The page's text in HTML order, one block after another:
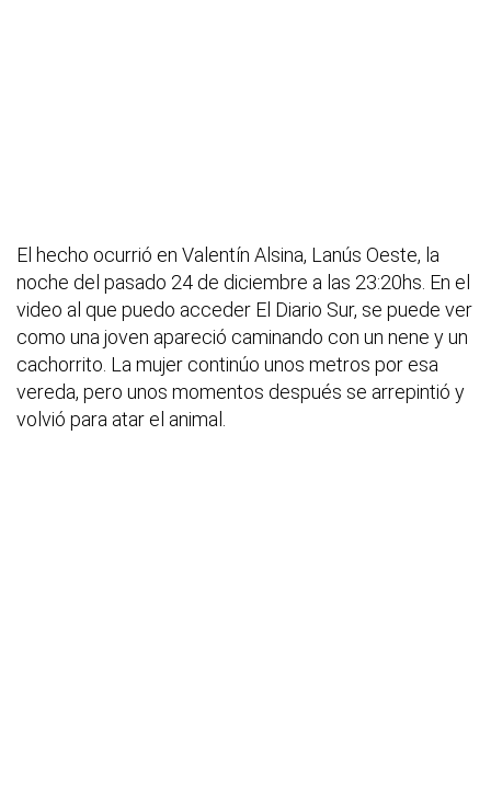
El hecho ocurrió en Valentín Alsina, Lanús Oeste, la
noche del pasado 24 de diciembre a las 23:20hs. En el
video al que puedo acceder El Diario Sur, se puede ver
como una joven apareció caminando con un nene y un
cachorrito. La mujer continúo unos metros por esa
vereda, pero unos momentos después se arrepintió y
volvió para atar el animal.